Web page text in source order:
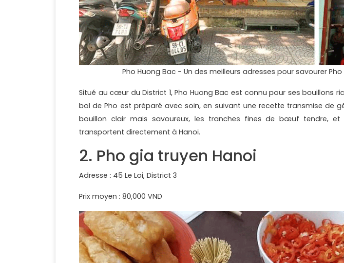
Pho Huong Bac - Un des meilleurs adresses pour savourer
Situé au cœur du District 1, Pho Huong Bac est connu pour ses bouillons
bol de Pho est préparé avec soin, en suivant une recette transmise de
bouillon clair mais savoureux, les tranches fines de bœuf tendre, et
transportent directement à Hanoi.
2. Pho gia truyen Hanoi
Adresse : 45 Le Loi, District 3
Prix moyen : 80,000 VND